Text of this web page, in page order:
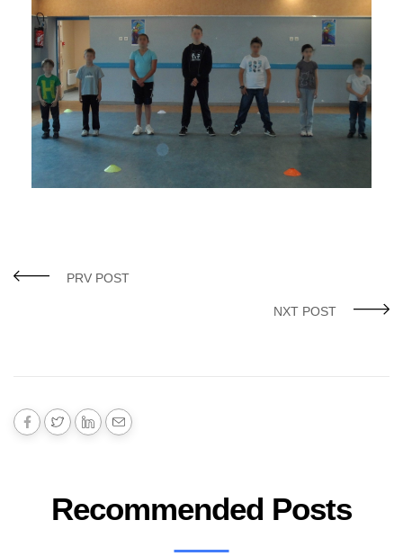
PRV POST
NXT POST
Recommended Posts